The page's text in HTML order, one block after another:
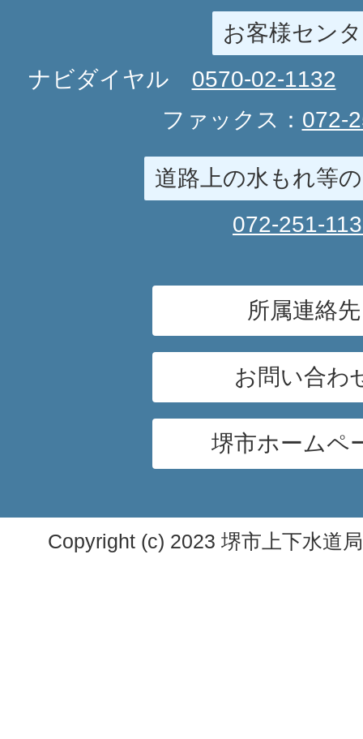
お客様セン
ナビダイヤル 0570-02-1132
ファックス： 072-
道路上の水もれ等
072-251-
所属連絡先
お問い合わ
堺市ホームペ
Copyright (c) 2023 堺市上下水道